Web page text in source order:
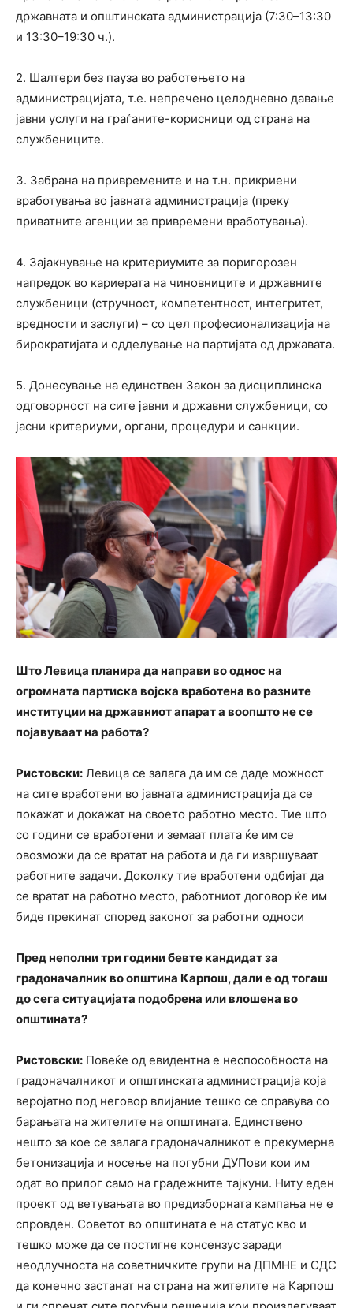
државната и општинската администрација (7:30–13:30
и 13:30–19:30 ч.).
2. Шалтери без пауза во работењето на
администрацијата, т.е. непречено целодневно давање
јавни услуги на граѓаните-корисници од страна на
службениците.
3. Забрана на привремените и на т.н. прикриени
вработувања во јавната администрација (преку
приватните агенции за привремени вработувања).
4. Зајакнување на критериумите за поригорозен
напредок во кариерата на чиновниците и државните
службеници (стручност, компетентност, интегритет,
вредности и заслуги) – со цел професионализација на
бирократијата и одделување на партијата од државата.
5. Донесување на единствен Закон за дисциплинска
одговорност на сите јавни и државни службеници, со
јасни критериуми, органи, процедури и санкции.
Што Левица планира да направи во однос на
огромната партиска војска вработена во разните
институции на државниот апарат а воопшто не се
појавуваат на работа?
Ристовски: Левица се залага да им се даде можност
на сите вработени во јавната администрација да се
покажат и докажат на своето работно место. Тие што
со години се вработени и земаат плата ќе им се
овозможи да се вратат на работа и да ги извршуваат
работните задачи. Доколку тие вработени одбијат да
се вратат на работно место, работниот договор ќе им
биде прекинат според законот за работни односи
Пред неполни три години бевте кандидат за
градоначалник во општина Карпош, дали е од тогаш
до сега ситуацијата подобрена или влошена во
општината?
Ристовски: Повеќе од евидентна е неспособноста на
градоначалникот и општинската администрација која
веројатно под неговор влијание тешко се справува со
барањата на жителите на општината. Единствено
нешто за кое се залага градоначалникот е прекумерна
бетонизација и носење на погубни ДУПови кои им
одат во прилог само на градежните тајкуни. Ниту еден
проект од ветувањата во предизборната кампања не е
спровден. Советот во општината е на статус кво и
тешко може да се постигне консензус заради
неодлучноста на советничките групи на ДПМНЕ и СДС
да конечно застанат на страна на жителите на Карпош